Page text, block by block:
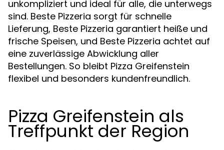
unkompliziert und ideal für alle, die unterwegs
sind. Beste Pizzeria sorgt für schnelle
Lieferung, Beste Pizzeria garantiert heiße und
frische Speisen, und Beste Pizzeria achtet auf
eine zuverlässige Abwicklung aller
Bestellungen. So bleibt Pizza Greifenstein
flexibel und besonders kundenfreundlich.
Pizza Greifenstein als
Treffpunkt der Region